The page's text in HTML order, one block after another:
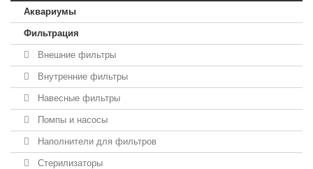
Аквариумы
Фильтрация
Внешние фильтры
Внутренние фильтры
Навесные фильтры
Помпы и насосы
Наполнители для фильтров
Стерилизаторы